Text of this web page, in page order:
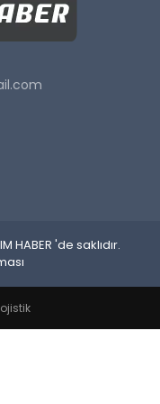
HABER 'de saklıdır.